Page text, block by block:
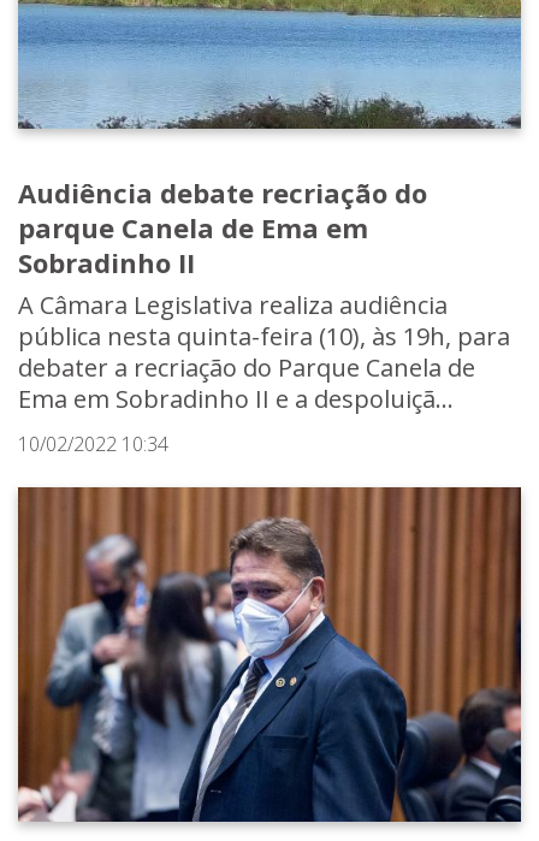
Audiência debate recriação do
parque Canela de Ema em
Sobradinho II
A Câmara Legislativa realiza audiência
pública nesta quinta-feira (10), às 19h, para
debater a recriação do Parque Canela de
Ema em Sobradinho II e a despoluiçã...
10/02/2022 10:34